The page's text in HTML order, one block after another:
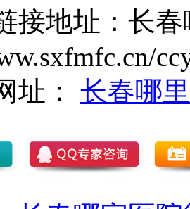
接地址： 长春
址：
长春哪